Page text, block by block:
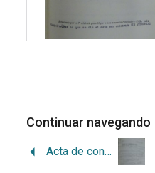
Continuar navegando
Acta de conciliación sindical de Arcos 21-1976